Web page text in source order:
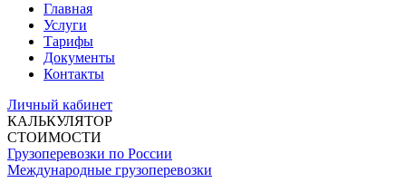
Главная
Услуги
Тарифы
Документы
Контакты
Личный кабинет
КАЛЬКУЛЯТОР
СТОИМОСТИ
Грузоперевозки по России
Международные грузоперевозки